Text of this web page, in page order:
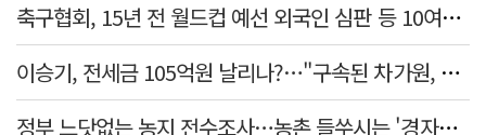
축구협회, 15년 전 월드컵 예선 외국인 심판 등 10여명에 '성 접대'
이승기, 전세금 105억원 날리나?…"구속된 차가원, 형사 범죄 영역"
정부 느닷없는 농지 전수조사…농촌 들쑤시는 '경자유전'의 칼날